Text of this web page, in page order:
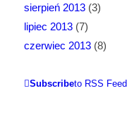
sierpień 2013(3)
lipiec 2013(7)
czerwiec 2013(8)
Subscribeto RSS Feed